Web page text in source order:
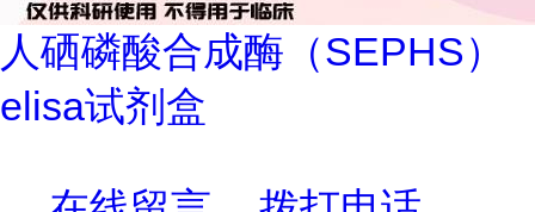
人硒磷酸合成酶（SEPHS）
elisa试剂盒